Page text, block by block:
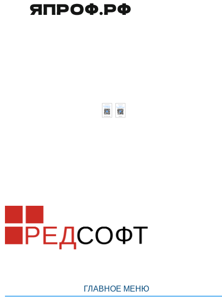
ГЛАВНОЕ МЕНЮ